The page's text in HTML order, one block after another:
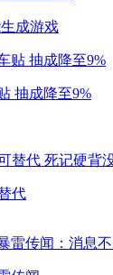
成游戏
抽成降至9%
代